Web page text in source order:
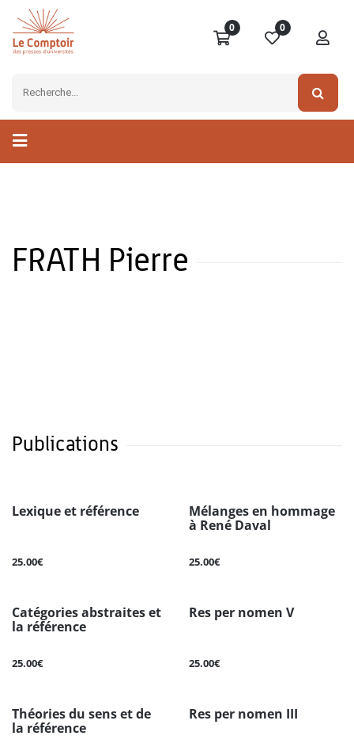
0 0
FRATH Pierre
Publications
Lexique et référence
25.00€
Mélanges en hommage
à René Daval
25.00€
Catégories abstraites et
la référence
25.00€
Res per nomen V
25.00€
Théories du sens et de
la référence
Res per nomen III